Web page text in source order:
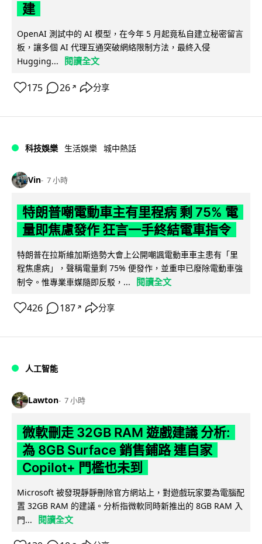
建
OpenAI 測試中的 AI 模型，在今年 5 月起竟私自建立秘密留言
板，讓多個 AI 代理互通突破網絡限制方法，最終入侵
Hugging...
閱讀全文
175 26 ↗ 分享
科技娛樂 生活娛樂 城中熱話
Vin 7 小時
特朗普嘲電動車主有里程病 剩 75% 電
量即焦慮發作 狂言一手終結電車指令
特朗普在拉斯維加斯造勢大會上公開嘲諷電動車車主患有「里
程焦慮病」，聲稱電量剩 75% 便發作，並重申已廢除電動車強
制令。惟專業車媒隨即反駁，...
閱讀全文
426 187 ↗ 分享
人工智能
Lawton 7 小時
微軟刪走 32GB RAM 遊戲建議 分析:
為 8GB Surface 銷售鋪路 連自家
Copilot+ 門檻也未到
Microsoft 被發現靜靜刪除官方網站上，對遊戲玩家要為電腦配
置 32GB RAM 的建議。分析指微軟同時新推出的 8GB RAM 入
門...
閱讀全文